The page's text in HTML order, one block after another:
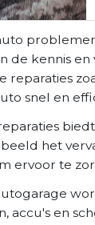
de kennis en
reparaties
snel en
het
ervoor te
accu's en